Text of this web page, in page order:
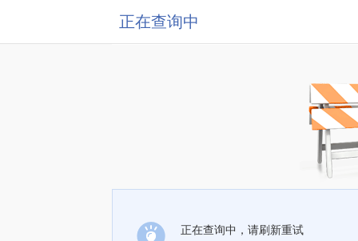
正在查询中
正在查询中，请刷新重试